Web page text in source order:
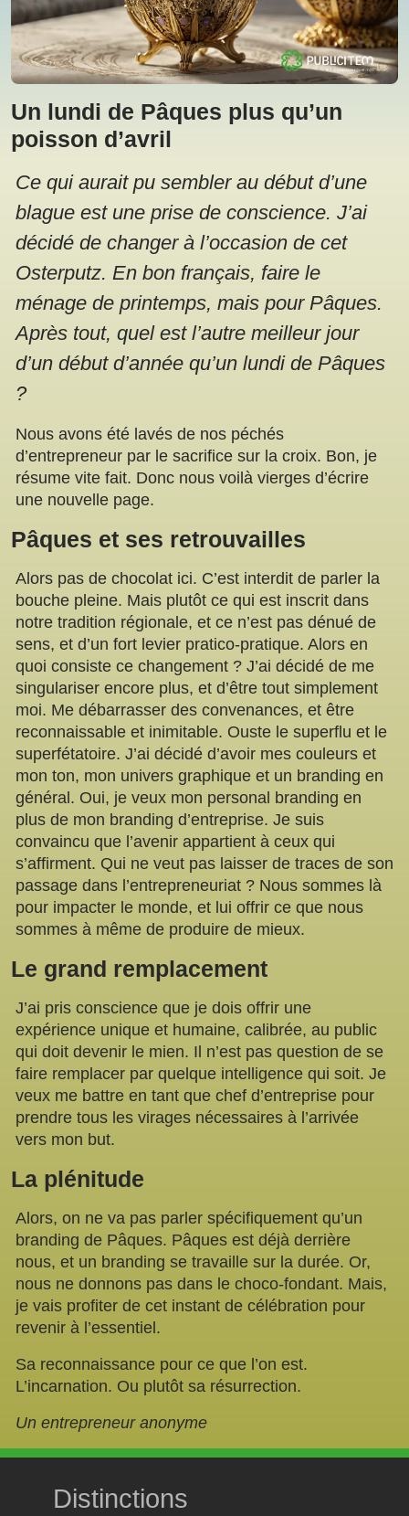
Un lundi de Pâques plus qu’un
poisson d’avril
Ce qui aurait pu sembler au début d’une
blague est une prise de conscience. J’ai
décidé de changer à l’occasion de cet
Osterputz. En bon français, faire le
ménage de printemps, mais pour Pâques.
Après tout, quel est l’autre meilleur jour
d’un début d’année qu’un lundi de Pâques
?
Nous avons été lavés de nos péchés
d’entrepreneur par le sacrifice sur la croix. Bon, je
résume vite fait. Donc nous voilà vierges d’écrire
une nouvelle page.
Pâques et ses retrouvailles
Alors pas de chocolat ici. C’est interdit de parler la
bouche pleine. Mais plutôt ce qui est inscrit dans
notre tradition régionale, et ce n’est pas dénué de
sens, et d’un fort levier pratico-pratique. Alors en
quoi consiste ce changement ? J’ai décidé de me
singulariser encore plus, et d’être tout simplement
moi. Me débarrasser des convenances, et être
reconnaissable et inimitable. Ouste le superflu et le
superfétatoire. J’ai décidé d’avoir mes couleurs et
mon ton, mon univers graphique et un branding en
général. Oui, je veux mon personal branding en
plus de mon branding d’entreprise. Je suis
convaincu que l’avenir appartient à ceux qui
s’affirment. Qui ne veut pas laisser de traces de son
passage dans l’entrepreneuriat ? Nous sommes là
pour impacter le monde, et lui offrir ce que nous
sommes à même de produire de mieux.
Le grand remplacement
J’ai pris conscience que je dois offrir une
expérience unique et humaine, calibrée, au public
qui doit devenir le mien. Il n’est pas question de se
faire remplacer par quelque intelligence qui soit. Je
veux me battre en tant que chef d’entreprise pour
prendre tous les virages nécessaires à l’arrivée
vers mon but.
La plénitude
Alors, on ne va pas parler spécifiquement qu’un
branding de Pâques. Pâques est déjà derrière
nous, et un branding se travaille sur la durée. Or,
nous ne donnons pas dans le choco-fondant. Mais,
je vais profiter de cet instant de célébration pour
revenir à l’essentiel.
Sa reconnaissance pour ce que l’on est.
L’incarnation. Ou plutôt sa résurrection.
Un entrepreneur anonyme
Distinctions